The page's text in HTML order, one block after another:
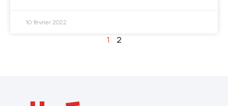
10 février 2022
1 2